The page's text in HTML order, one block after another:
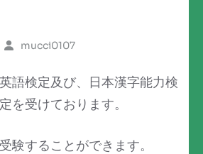
mucci0107
語検定及び、日本漢字能力検
を受けております。
験することができます。